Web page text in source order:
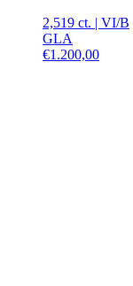
2,519 ct. | VI/B
GLA
€1.200,00